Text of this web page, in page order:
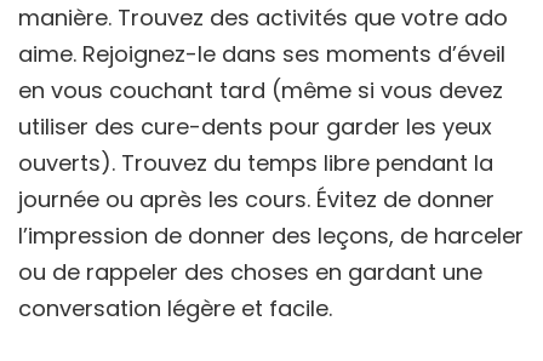
manière. Trouvez des activités que votre ado
aime. Rejoignez-le dans ses moments d’éveil
en vous couchant tard (même si vous devez
utiliser des cure-dents pour garder les yeux
ouverts). Trouvez du temps libre pendant la
journée ou après les cours. Évitez de donner
l’impression de donner des leçons, de harceler
ou de rappeler des choses en gardant une
conversation légère et facile.